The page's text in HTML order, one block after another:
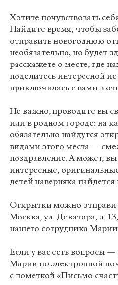
Хотите почувствовать
Найдите время, чтобы
отправить новогоднюю
необязательно, но будет
расскажете о месте, где
поделитесь интересной
приключилась с вами в
Не важно, проводите вы
или в родном городе: на
обязательно найдутся
видами этого места —
поздравление. А может,
интересные,
детей наверняка
Открытки можно
Москва, ул. Доватора, д.
нашего сотрудника
Если у вас есть вопросы —
Марии по электронной
с пометкой «Письмо